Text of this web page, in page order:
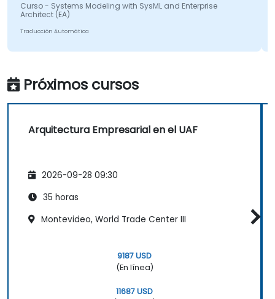
Curso - Systems Modeling with SysML and Enterprise
Architect (EA)
Traducción Automática
Próximos cursos
Arquitectura Empresarial en el UAF
2026-09-28 09:30
35 horas
Montevideo, World Trade Center III
9187 USD
(En línea)
11687 USD